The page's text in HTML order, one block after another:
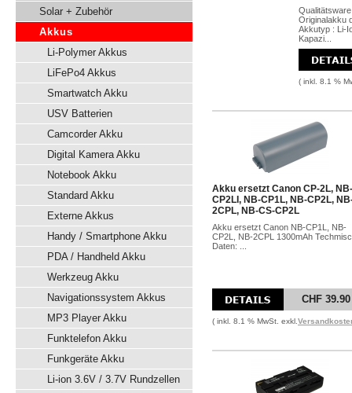
Solar + Zubehör
Akkus
Li-Polymer Akkus
LiFePo4 Akkus
Smartwatch Akku
USV Batterien
Camcorder Akku
Digital Kamera Akku
Notebook Akku
Standard Akku
Externe Akkus
Handy / Smartphone Akku
PDA / Handheld Akku
Werkzeug Akku
Navigationssystem Akkus
MP3 Player Akku
Funktelefon Akku
Funkgeräte Akku
Li-ion 3.6V / 3.7V Rundzellen
Originalakku
Akkutyp : Li-
Kapazi...
( inkl. 8.1 %
Akku ersetzt Canon CP-2L, NB-
CP2LI, NB-CP1L, NB-CP2L,
2CPL, NB-CS-CP2L
Akku ersetzt Canon NB-CP1L, NB-
CP2L, NB-2CPL 1300mAh
Daten: ...
CHF 39.90
( inkl. 8.1 % MwSt. exkl.